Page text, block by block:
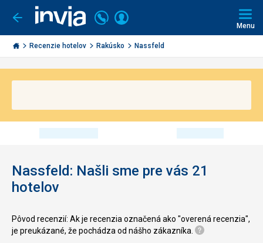
Ísť
späť
Invia.sk
Volajte
+421
2
3221
Prihlásiť
Menu
Recenzie hotelov Rakúsko Nassfeld
Nassfeld: Našli sme pre vás 21
hotelov
Pôvod recenzií: Ak je recenzia označená ako "overená recenzia",
je preukázané, že pochádza od nášho zákazníka.